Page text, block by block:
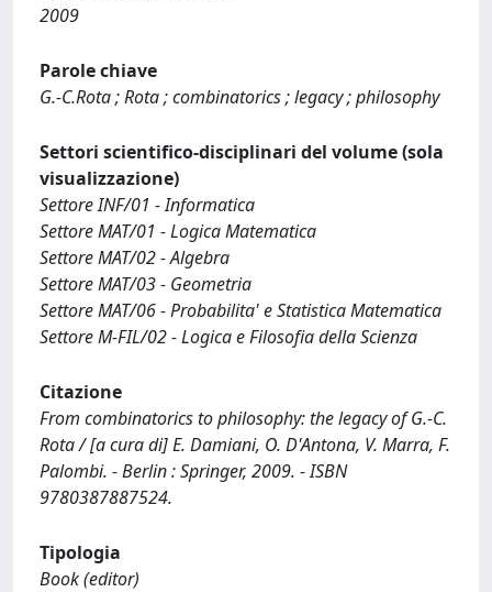
2009
Parole chiave
G.-C.Rota ; Rota ; combinatorics ; legacy ; philosophy
Settori scientifico-disciplinari del volume (sola
visualizzazione)
Settore INF/01 - Informatica
Settore MAT/01 - Logica Matematica
Settore MAT/02 - Algebra
Settore MAT/03 - Geometria
Settore MAT/06 - Probabilita' e Statistica Matematica
Settore M-FIL/02 - Logica e Filosofia della Scienza
Citazione
From combinatorics to philosophy: the legacy of G.-C.
Rota / [a cura di] E. Damiani, O. D'Antona, V. Marra, F.
Palombi. - Berlin : Springer, 2009. - ISBN
9780387887524.
Tipologia
Book (editor)